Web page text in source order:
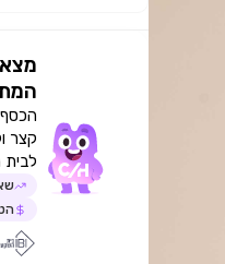
הכסף
קצר